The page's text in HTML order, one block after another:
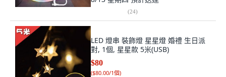
(24)
LED 燈串 裝飾燈 星星燈 婚禮 生日派
對, 1個, 星星款 5米(USB)
$80
($80.00/1個)